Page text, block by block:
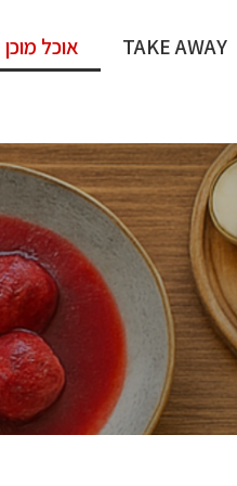
TAKE AWAY אוכל מוכן